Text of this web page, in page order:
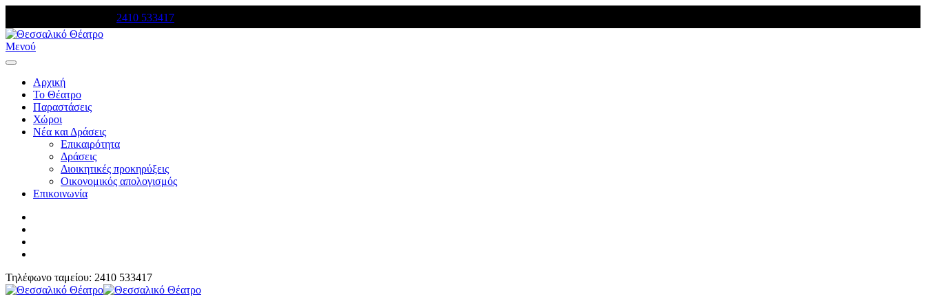
2410 533417
Μενού
Αρχική
Το Θέατρο
Παραστάσεις
Χώροι
Νέα και Δράσεις
Επικαιρότητα
Δράσεις
Διοικητικές προκηρύξεις
Οικονομικός απολογισμός
Επικοινωνία
Τηλέφωνο ταμείου: 2410 533417